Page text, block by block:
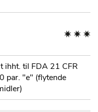
ihht. til FDA 21 CFR
par. "e" (flytende